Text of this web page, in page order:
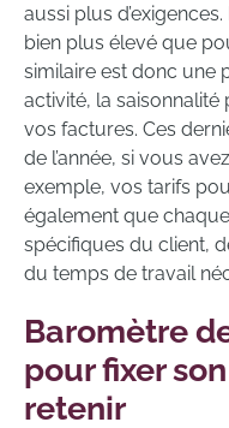
aussi plus
bien plus élevé que
similaire est donc une
activité, la
vos factures. Ces
de l’année, si vous
exemple, vos tarifs
également que
spécifiques du client,
du temps de travail
Baromètre
pour fixer
retenir